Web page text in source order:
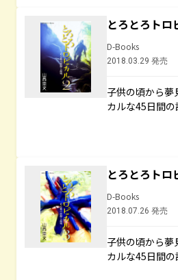
とろとろト
D-Books
2018.03.29 発売
子供の頃から
カルな45日間の
とろとろト
D-Books
2018.07.26 発売
子供の頃から
カルな45日間の